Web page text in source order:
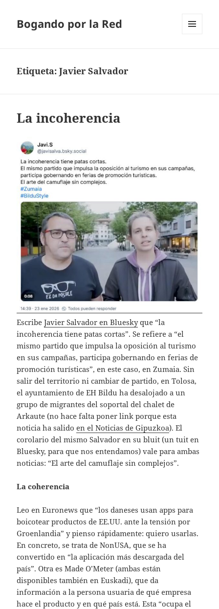
Bogando por la Red
Etiqueta:Javier Salvador
La incoherencia
EscribeJavier Salvador en Blueskyque “la
incoherencia tiene patas cortas”. Se refiere a “el
mismo partido que impulsa la oposición al turismo
en sus campañas, participa gobernando en ferias de
promoción turísticas”, en este caso, en Zumaia. Sin
salir del territorio ni cambiar de partido, en Tolosa,
el ayuntamiento de EH Bildu ha desalojado a un
grupo de migrantes del soportal del chalet de
Arkaute (no hace falta poner link porque esta
noticia ha salidoen el Noticias de Gipuzkoa). El
corolario del mismo Salvador en su bluit (un tuit en
Bluesky, para que nos entendamos) vale para ambas
noticias: “El arte del camuflaje sin complejos”.
La coherencia
Leo en Euronews que “los daneses usan apps para
boicotear productos de EE.UU. ante la tensión por
Groenlandia” y pienso rápidamente: quiero usarlas.
En concreto, se trata de NonUSA, que se ha
convertido en “la aplicación más descargada del
país”. Otra es Made O’Meter (ambas están
disponibles también en Euskadi), que da
información a la persona usuaria de qué empresa
hace el producto y en qué país está. Esta “ocupa el